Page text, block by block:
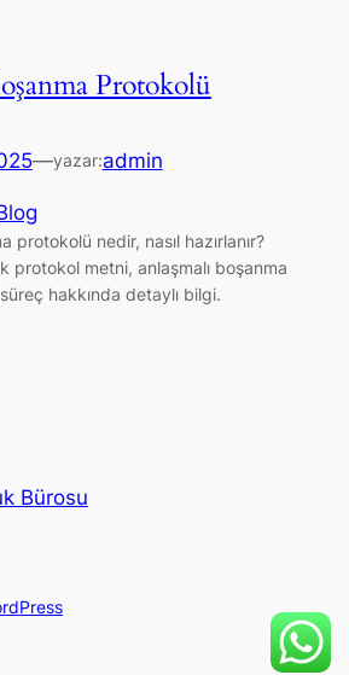
Protokolü
—yazar:admin
protokolü nedir, nasıl hazırlanır?
protokol metni, anlaşmalı boşanma
hakkında detaylı bilgi.
Bürosu